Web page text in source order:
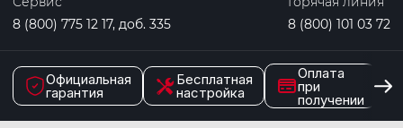
8 (800) 775 12 17, доб. 335
8 (800) 101 03 72
Официальная
гарантия
Бесплатная
настройка
Оплата
при
получении